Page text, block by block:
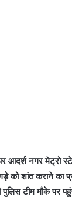
आदर्श नगर मेट्रो
शांत कराने का
टीम मौके पर